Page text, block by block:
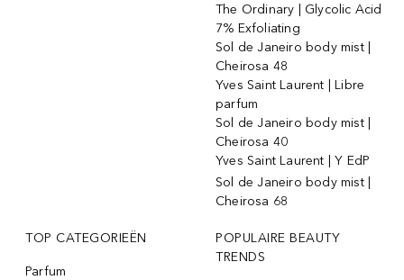
The Ordinary | Glycolic Acid
7% Exfoliating
Sol de Janeiro body mist |
Cheirosa 48
Yves Saint Laurent | Libre
parfum
Sol de Janeiro body mist |
Cheirosa 40
Yves Saint Laurent | Y EdP
Sol de Janeiro body mist |
Cheirosa 68
TOP CATEGORIEËN
Parfum
POPULAIRE BEAUTY
TRENDS